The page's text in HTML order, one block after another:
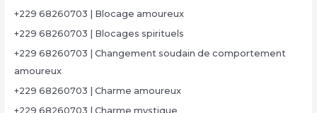
+229 68260703 | Blocage amoureux
+229 68260703 | Blocages spirituels
+229 68260703 | Changement soudain de comportement
amoureux
+229 68260703 | Charme amoureux
+229 68260703 | Charme mystique